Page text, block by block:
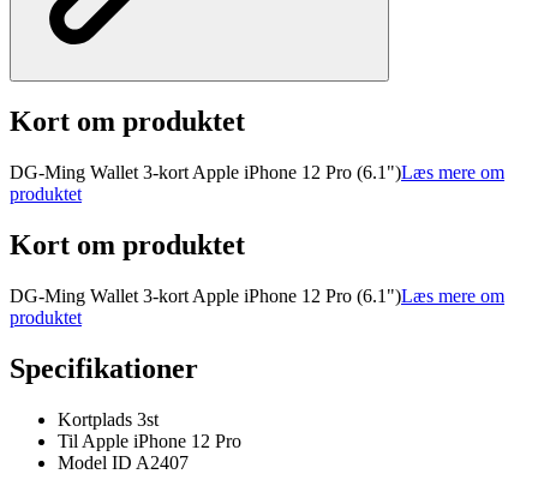
Kort om produktet
DG-Ming Wallet 3-kort Apple iPhone 12 Pro (6.1")Læs mere om
produktet
Kort om produktet
DG-Ming Wallet 3-kort Apple iPhone 12 Pro (6.1")Læs mere om
produktet
Specifikationer
Kortplads 3st
Til Apple iPhone 12 Pro
Model ID A2407